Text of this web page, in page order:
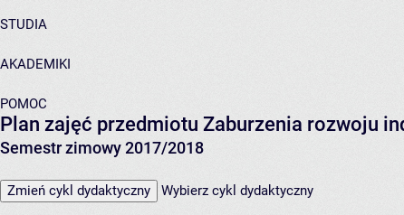
STUDIA
AKADEMIKI
POMOC
Plan zajęć przedmiotu Zaburzenia rozwoju
Semestr zimowy 2017/2018
Zmień cykl dydaktyczny Wybierz cykl dydaktyczny